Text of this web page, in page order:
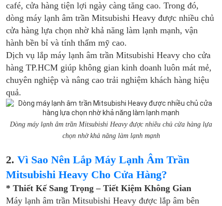
café, cửa hàng tiện lợi ngày càng tăng cao. Trong đó,
dòng máy lạnh âm trần Mitsubishi Heavy được nhiều chủ
cửa hàng lựa chọn nhờ khả năng làm lạnh mạnh, vận
hành bền bỉ và tính thẩm mỹ cao.
Dịch vụ lắp máy lạnh âm trần Mitsubishi Heavy cho cửa
hàng TP.HCM giúp không gian kinh doanh luôn mát mẻ,
chuyên nghiệp và nâng cao trải nghiệm khách hàng hiệu
quả.
Dòng máy lạnh âm trần Mitsubishi Heavy được nhiều chủ cửa hàng lựa
chọn nhờ khả năng làm lạnh mạnh
2. Vì Sao Nên Lắp Máy Lạnh Âm Trần
Mitsubishi Heavy Cho Cửa Hàng?
* Thiết Kế Sang Trọng – Tiết Kiệm Không Gian
Máy lạnh âm trần Mitsubishi Heavy được lắp âm bên